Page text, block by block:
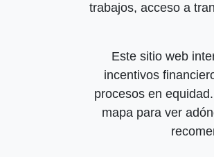
trabajos, acceso a
Este sitio web
incentivos
procesos en
mapa para ver